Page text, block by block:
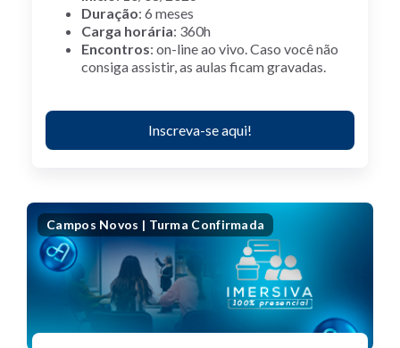
Duração: 6 meses
Carga horária: 360h
Encontros: on-line ao vivo. Caso você não
consiga assistir, as aulas ficam gravadas.
Inscreva-se aqui!
Campos Novos | Turma Confirmada